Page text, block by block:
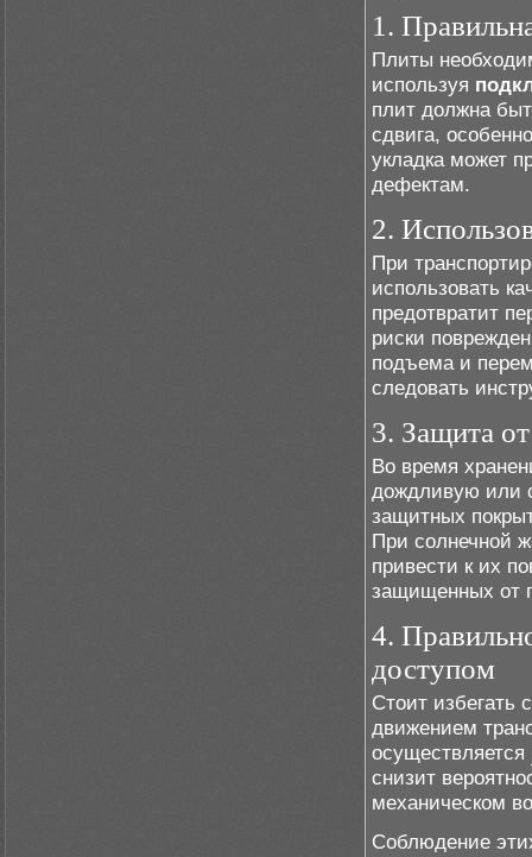
1.
Плиты
используя
плит должна
сдвига,
укладка может
дефектам.
2.
При
использовать
предотвратит
риски
подъема и
следовать
3. Защита
Во время
дождливую или
защитных
При солнечной
привести к их
защищенных от
4.
доступом
Стоит избегать
движением
осуществляется
снизит
механическом
Соблюдение